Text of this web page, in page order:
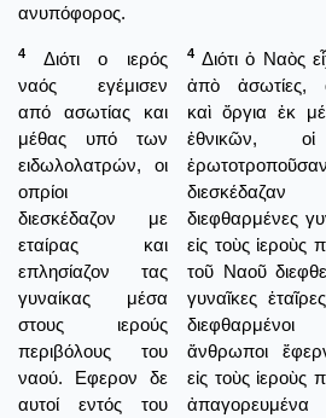
ανυπόφορος.
4
Διότι ο ιερός
ναός εγέμισεν
από ασωτίας και
μέθας υπό των
ειδωλολατρών, οι
οπρίοι
διεσκέδαζον με
εταίρας και
επλησίαζον τας
γυναίκας μέσα
στους ιερούς
περιβόλους του
ναού. Εφερον δε
αυτοί εντός του
4 Διότι ὁ Ναὸς
ἀπὸ ἀσωτίες,
καὶ ὄργια ἐκ
ἐθνικῶν, οἱ
διεφθαρμένες
εἰς τοὺς ἱεροὺς
τοῦ Ναοῦ
γυναῖκες
ἄνθρωποι
εἰς τοὺς ἱεροὺς